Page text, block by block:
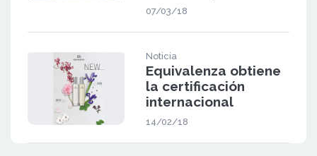
07/03/18
Noticia
Equivalenza obtiene
la certificación
internacional
14/02/18